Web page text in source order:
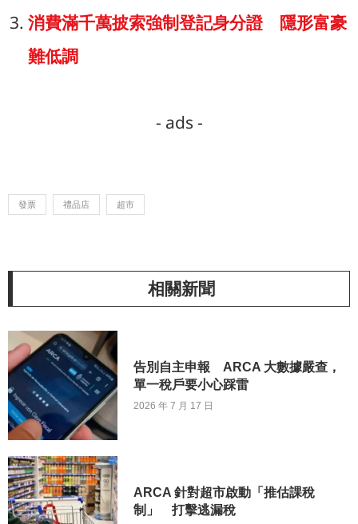
消費滿千萬披索強制登記身分證 隱形富豪
難低調
- ads -
發票 禮品店 超市
相關新聞
告別自主申報 ARCA 大數據嚴查，
單一稅戶要小心踩雷
2026 年 7 月 17 日
ARCA 針對超市啟動「推估課稅
制」 打擊逃漏稅